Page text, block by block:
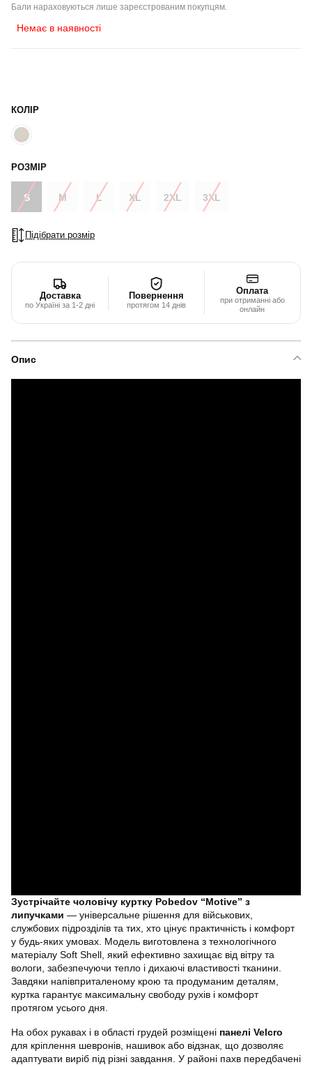
Бали нараховуються лише зареєстрованим покупцям.
Немає в наявності
КОЛІР
РОЗМІР
S M L XL 2XL 3XL
Підібрати розмір
Доставка
по Україні за 1-2 дні
Повернення
протягом 14 днів
Оплата
при отриманні або
онлайн
Опис
Зустрічайте чоловічу куртку Pobedov “Motive” з
липучками — універсальне рішення для військових,
службових підрозділів та тих, хто цінує практичність і комфорт
у будь-яких умовах. Модель виготовлена з технологічного
матеріалу Soft Shell, який ефективно захищає від вітру та
вологи, забезпечуючи тепло і дихаючі властивості тканини.
Завдяки напівприталеному крою та продуманим деталям,
куртка гарантує максимальну свободу рухів і комфорт
протягом усього дня.
На обох рукавах і в області грудей розміщені панелі Velcro
для кріплення шевронів, нашивок або відзнак, що дозволяє
адаптувати виріб під різні завдання. У районі пахв передбачені